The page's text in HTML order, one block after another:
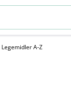
Legemidler A-Z